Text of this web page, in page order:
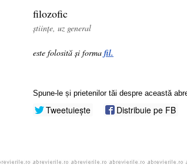
filozofic
științe, uz general
este folosită și forma fil.
Spune-le și prietenilor tăi despre această
Tweetuiește Distribuie pe FB